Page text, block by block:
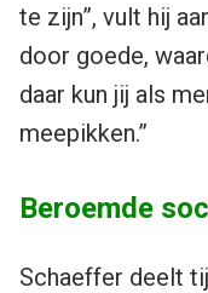
te zijn”, vult hij
door goede,
daar kun jij als
meepikken.”
Beroemde
Schaeffer deelt